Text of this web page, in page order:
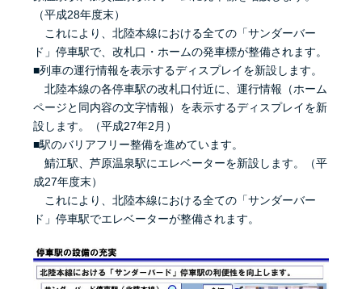
（平成28年度末）
これにより、北陸本線における全ての「サンダーバー
ド」停車駅で、改札口・ホームの発車標が整備されます。
■列車の運行情報を表示するディスプレイを新設します。
北陸本線の各停車駅の改札口付近に、運行情報（ホーム
ページと同内容の文字情報）を表示するディスプレイを新
設します。（平成27年2月）
■駅のバリアフリー整備を進めています。
鯖江駅、芦原温泉駅にエレベーターを新設します。（平
成27年度末）
これにより、北陸本線における全ての「サンダーバー
ド」停車駅でエレベーターが整備されます。